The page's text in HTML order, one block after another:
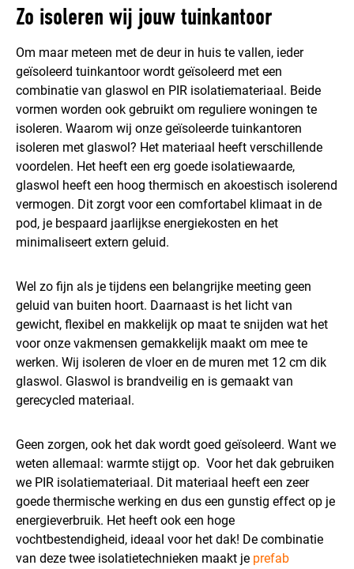
Zo isoleren wij jouw tuinkantoor
Om maar meteen met de deur in huis te vallen, ieder
geïsoleerd tuinkantoor wordt geïsoleerd met een
combinatie van glaswol en PIR isolatiemateriaal. Beide
vormen worden ook gebruikt om reguliere woningen te
isoleren. Waarom wij onze geïsoleerde tuinkantoren
isoleren met glaswol? Het materiaal heeft verschillende
voordelen. Het heeft een erg goede isolatiewaarde,
glaswol heeft een hoog thermisch en akoestisch isolerend
vermogen. Dit zorgt voor een comfortabel klimaat in de
pod, je bespaard jaarlijkse energiekosten en het
minimaliseert extern geluid.
Wel zo fijn als je tijdens een belangrijke meeting geen
geluid van buiten hoort. Daarnaast is het licht van
gewicht, flexibel en makkelijk op maat te snijden wat het
voor onze vakmensen gemakkelijk maakt om mee te
werken. Wij isoleren de vloer en de muren met 12 cm dik
glaswol. Glaswol is brandveilig en is gemaakt van
gerecycled materiaal.
Geen zorgen, ook het dak wordt goed geïsoleerd. Want we
weten allemaal: warmte stijgt op. Voor het dak gebruiken
we PIR isolatiemateriaal. Dit materiaal heeft een zeer
goede thermische werking en dus een gunstig effect op je
energieverbruik. Het heeft ook een hoge
vochtbestendigheid, ideaal voor het dak! De combinatie
van deze twee isolatietechnieken maakt je prefab